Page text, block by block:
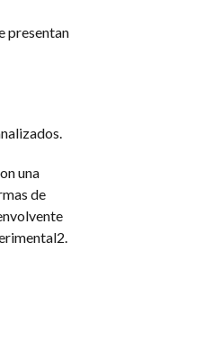
presentan
una
de